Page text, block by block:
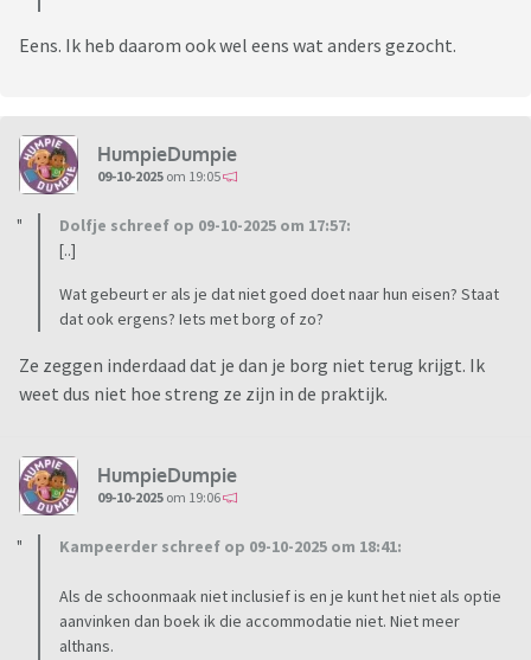
Eens. Ik heb daarom ook wel eens wat anders gezocht.
HumpieDumpie
09-10-2025 om 19:05
Dolfje schreef op 09-10-2025 om 17:57:
[..]
Wat gebeurt er als je dat niet goed doet naar hun eisen? Staat
dat ook ergens? Iets met borg of zo?
Ze zeggen inderdaad dat je dan je borg niet terug krijgt. Ik
weet dus niet hoe streng ze zijn in de praktijk.
HumpieDumpie
09-10-2025 om 19:06
Kampeerder schreef op 09-10-2025 om 18:41:
Als de schoonmaak niet inclusief is en je kunt het niet als optie
aanvinken dan boek ik die accommodatie niet. Niet meer
althans.